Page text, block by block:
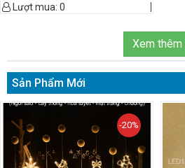
Lượt mua: 0
Xem thêm
Sản Phẩm Mới
-20%